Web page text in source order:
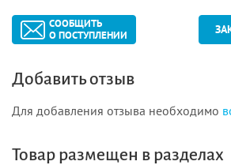
СООБЩИТЬ
О ПОСТУПЛЕНИИ
Добавить отзыв
Для добавления отзыва необходимо
Товар размещен в разделах